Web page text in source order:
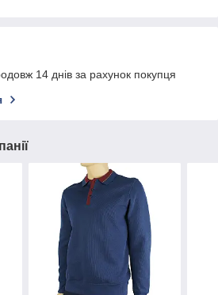
14 днів за рахунок покупця